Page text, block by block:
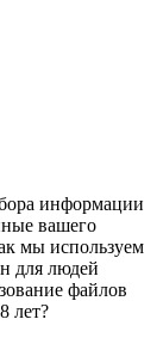
информации
вашего
мы используем
для людей
файлов
лет?